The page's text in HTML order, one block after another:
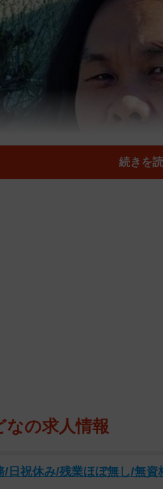
いかついバルカ警察官の正体と
ボルドが注目を集めています。
続きを
なの求人情報
/日祝休み/残業ほぼ無し/無資